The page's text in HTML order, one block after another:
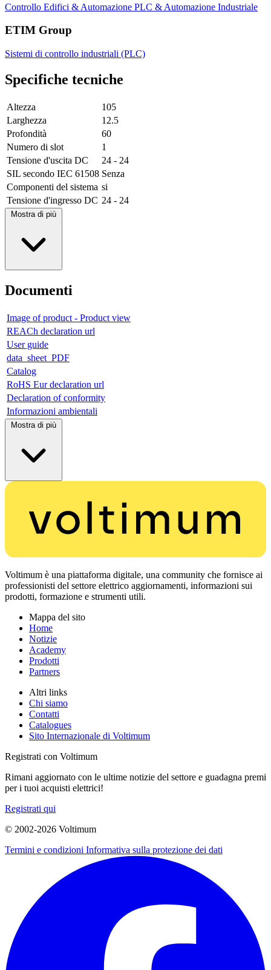
Controllo Edifici & Automazione PLC & Automazione Industriale
ETIM Group
Sistemi di controllo industriali (PLC)
Specifiche tecniche
Altezza
105
Larghezza
12.5
Profondità
60
Numero di slot
1
Tensione d'uscita DC
24 - 24
SIL secondo IEC 61508 Senza
Componenti del sistema si
Tensione d'ingresso DC 24 - 24
Mostra di più
Documenti
Image of product - Product view
REACh declaration url
User guide
data_sheet_PDF
Catalog
RoHS Eur declaration url
Declaration of conformity
Informazioni ambientali
Mostra di più
Voltimum è una piattaforma digitale, una community che fornisce ai
professionisti del settore elettrico aggiornamenti, informazioni sui
prodotti, formazione e strumenti utili.
Mappa del sito
Home
Notizie
Academy
Prodotti
Partners
Altri links
Chi siamo
Contatti
Catalogues
Sito Internazionale di Voltimum
Registrati con Voltimum
Rimani aggiornato con le ultime notizie del settore e guadagna premi
per i tuoi acquisti elettrici!
Registrati qui
© 2002-2026 Voltimum
Termini e condizioni Informativa sulla protezione dei dati